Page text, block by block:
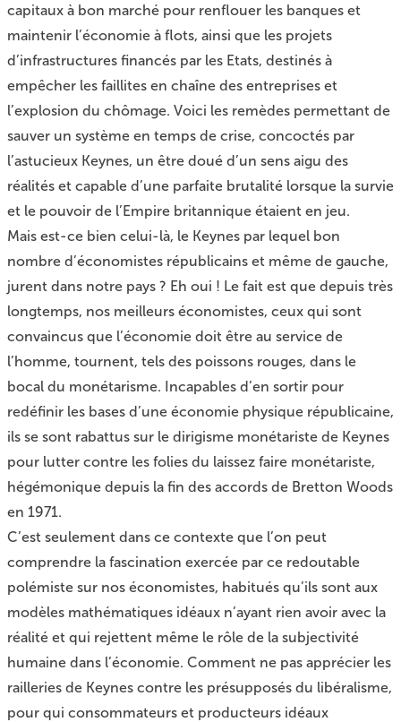
capitaux à bon marché pour renflouer les banques et
maintenir l’économie à flots, ainsi que les projets
d’infrastructures financés par les Etats, destinés à
empêcher les faillites en chaîne des entreprises et
l’explosion du chômage. Voici les remèdes permettant de
sauver un système en temps de crise, concoctés par
l’astucieux Keynes, un être doué d’un sens aigu des
réalités et capable d’une parfaite brutalité lorsque la survie
et le pouvoir de l’Empire britannique étaient en jeu.
Mais est-ce bien celui-là, le Keynes par lequel bon
nombre d’économistes républicains et même de gauche,
jurent dans notre pays ? Eh oui ! Le fait est que depuis très
longtemps, nos meilleurs économistes, ceux qui sont
convaincus que l’économie doit être au service de
l’homme, tournent, tels des poissons rouges, dans le
bocal du monétarisme. Incapables d’en sortir pour
redéfinir les bases d’une économie physique républicaine,
ils se sont rabattus sur le dirigisme monétariste de Keynes
pour lutter contre les folies du laissez faire monétariste,
hégémonique depuis la fin des accords de Bretton Woods
en 1971.
C’est seulement dans ce contexte que l’on peut
comprendre la fascination exercée par ce redoutable
polémiste sur nos économistes, habitués qu’ils sont aux
modèles mathématiques idéaux n’ayant rien avoir avec la
réalité et qui rejettent même le rôle de la subjectivité
humaine dans l’économie. Comment ne pas apprécier les
railleries de Keynes contre les présupposés du libéralisme,
pour qui consommateurs et producteurs idéaux